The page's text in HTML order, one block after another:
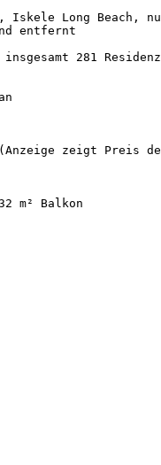
Iskele Long Beach,
entfernt
281
(Anzeige zeigt Preis
m² Balkon